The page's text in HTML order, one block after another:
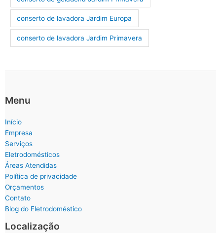
conserto de lavadora Jardim Europa
conserto de lavadora Jardim Primavera
Menu
Início
Empresa
Serviços
Eletrodomésticos
Áreas Atendidas
Política de privacidade
Orçamentos
Contato
Blog do Eletrodoméstico
Localização